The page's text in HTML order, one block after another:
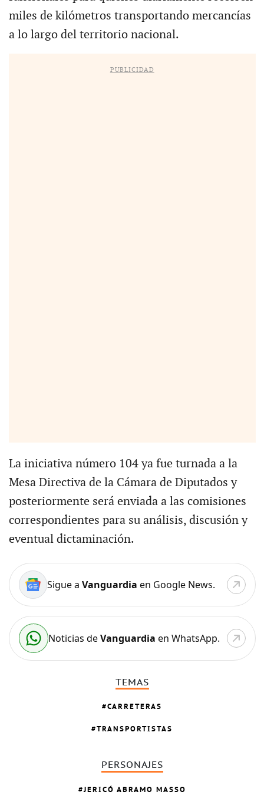
miles de kilómetros transportando mercancías
a lo largo del territorio nacional.
PUBLICIDAD
La iniciativa número 104 ya fue turnada a la
Mesa Directiva de la Cámara de Diputados y
posteriormente será enviada a las comisiones
correspondientes para su análisis, discusión y
eventual dictaminación.
Sigue a Vanguardia en Google News.
Noticias deVanguardia en WhatsApp.
TEMAS
CARRETERAS
TRANSPORTISTAS
PERSONAJES
JERICÓ ABRAMO MASSO